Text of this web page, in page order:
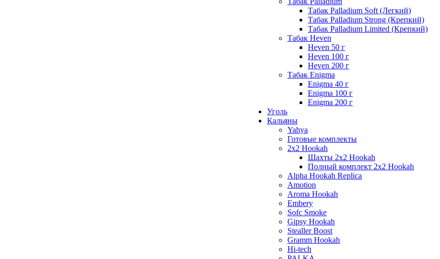
Табак Palladium Soft (Легкий)
Табак Palladium Strong (Крепкий)
Табак Palladium Limited (Крепкий)
Табак Heven
Heven 50 г
Heven 100 г
Heven 200 г
Табак Enigma
Enigma 40 г
Enigma 100 г
Enigma 200 г
Уголь
Кальяны
Yahya
Готовые комплекты
2x2 Hookah
Шахты 2x2 Hookah
Полный комплект 2x2 Hookah
Alpha Hookah Replica
Amotion
Aroma Hookah
Embery
Sofc Smoke
Gipsy Hookah
Stealler Boost
Gramm Hookah
Hi-tech